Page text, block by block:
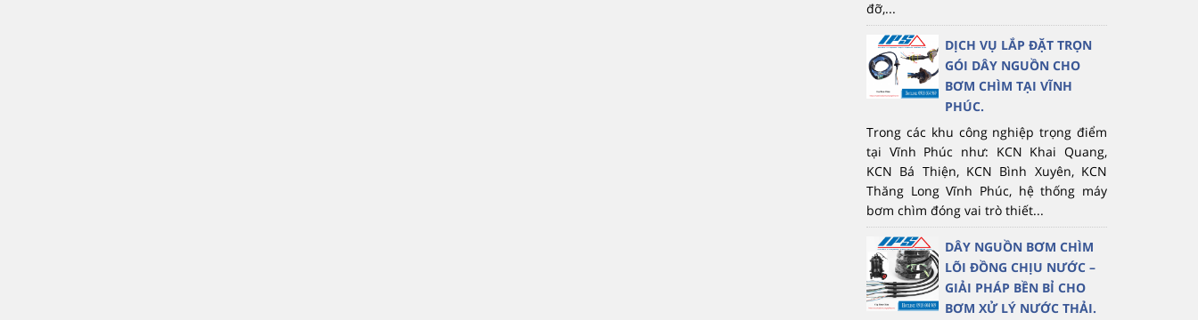
đỡ,...
DỊCH VỤ LẮP ĐẶT TRỌN
GÓI DÂY NGUỒN CHO
BƠM CHÌM TẠI VĨNH
PHÚC.
Trong các khu công nghiệp trọng điểm
tại Vĩnh Phúc như: KCN Khai Quang,
KCN Bá Thiện, KCN Bình Xuyên, KCN
Thăng Long Vĩnh Phúc, hệ thống máy
bơm chìm đóng vai trò thiết...
DÂY NGUỒN BƠM CHÌM
LÕI ĐỒNG CHỊU NƯỚC –
GIẢI PHÁP BỀN BỈ CHO
BƠM XỬ LÝ NƯỚC THẢI.